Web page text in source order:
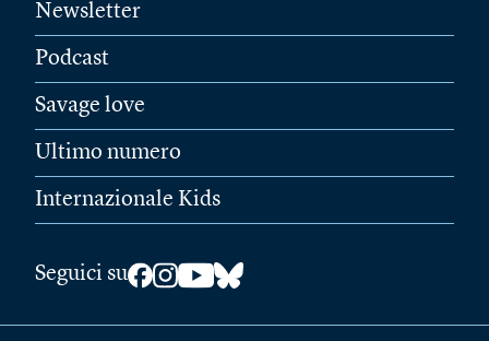
Newsletter
Podcast
Savage love
Ultimo numero
Internazionale Kids
Seguici su